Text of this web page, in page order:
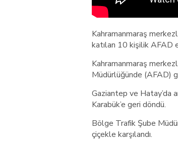
Kahramanmaraş
katılan 10 kişilik AFAD
Kahramanmaraş
Müdürlüğünde (AFAD)
Gaziantep ve Hatay’da
Karabük’e geri döndü.
Bölge Trafik Şube
çiçekle karşılandı.